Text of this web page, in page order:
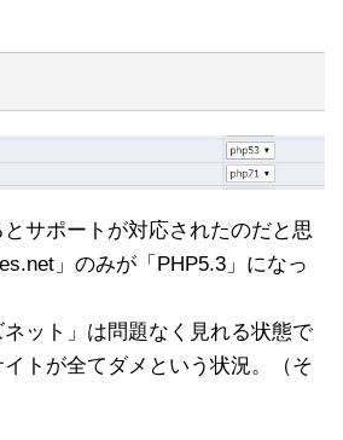
サポートが対応されたのだと思
」のみが「PHP5.3」になっ
ット」は問題なく見れる状態で
トが全てダメという状況。（そ